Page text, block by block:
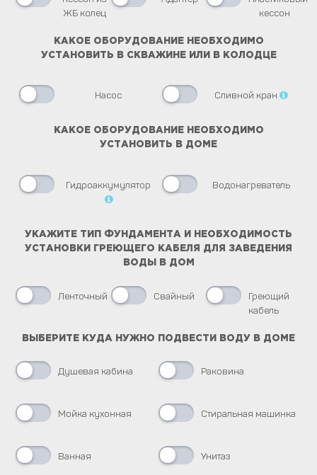
ЖБ колец
кессон
КАКОЕ ОБОРУДОВАНИЕ НЕОБХОДИМО
УСТАНОВИТЬ В СКВАЖИНЕ ИЛИ В КОЛОДЦЕ
Насос Сливной кран
КАКОЕ ОБОРУДОВАНИЕ НЕОБХОДИМО
УСТАНОВИТЬ В ДОМЕ
Гидроаккумулятор Водонагреватель
УКАЖИТЕ ТИП ФУНДАМЕНТА И НЕОБХОДИМОСТЬ
УСТАНОВКИ ГРЕЮЩЕГО КАБЕЛЯ ДЛЯ ЗАВЕДЕНИЯ
ВОДЫ В ДОМ
Ленточный Свайный
Греющий
кабель
ВЫБЕРИТЕ КУДА НУЖНО ПОДВЕСТИ ВОДУ В ДОМЕ
Душевая кабина Раковина
Мойка кухонная Стиральная машинка
Ванная Унитаз